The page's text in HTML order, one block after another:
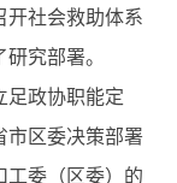
开社会救助体系
究部署。
足政协职能定
市区委决策部署
工委（区委）的